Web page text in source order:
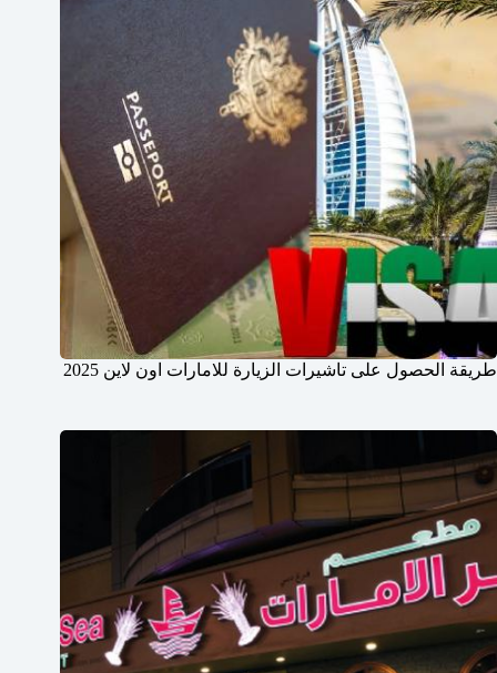
طريقة الحصول على تاشيرات الزيارة للامارات اون لاين 2025